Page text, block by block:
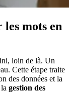
mots en
loin de là. Un
Cette étape traite
des données et la
gestion des